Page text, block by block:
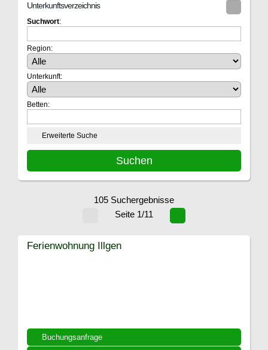
Unterkunftsverzeichnis
Suchwort:
Region:
Unterkunft:
Betten:
Erweiterte Suche
105 Suchergebnisse
Seite 1/11
Buchungsanfrage
Ferienwohnung Illgen